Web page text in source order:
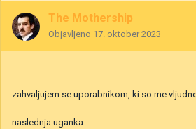
The Mothership
Objavljeno 17. oktober 2023
zahvaljujem se uporabnikom, ki so me
naslednja uganka